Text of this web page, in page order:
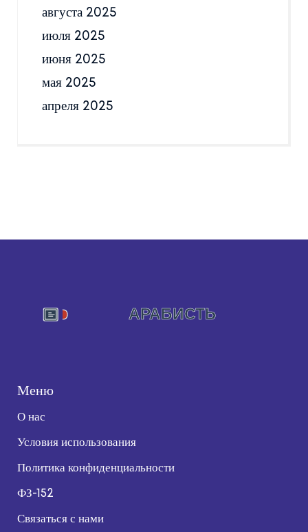
августа 2025
июля 2025
июня 2025
мая 2025
апреля 2025
Меню
О нас
Условия использования
Политика конфиденциальности
ФЗ-152
Связаться с нами